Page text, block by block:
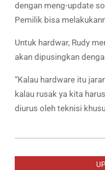
dengan meng-update
Pemilik bisa
Untuk hardwar, Rudy
akan dipusingkan
“Kalau hardware itu
kalau rusak ya kita
diurus oleh teknisi
09-